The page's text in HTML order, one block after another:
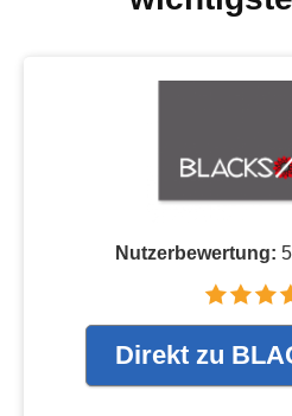
Nutzerbewertung:5
Direkt zu